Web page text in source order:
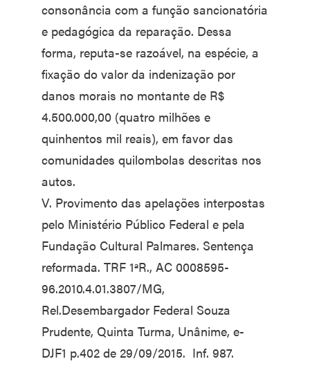
consonância com a função sancionatória
e pedagógica da reparação. Dessa
forma, reputa-se razoável, na espécie, a
fixação do valor da indenização por
danos morais no montante de R$
4.500.000,00 (quatro milhões e
quinhentos mil reais), em favor das
comunidades quilombolas descritas nos
autos.
V. Provimento das apelações interpostas
pelo Ministério Público Federal e pela
Fundação Cultural Palmares. Sentença
reformada. TRF 1ªR., AC 0008595-
96.2010.4.01.3807/MG,
Rel.Desembargador Federal Souza
Prudente, Quinta Turma, Unânime, e-
DJF1 p.402 de 29/09/2015. Inf. 987.